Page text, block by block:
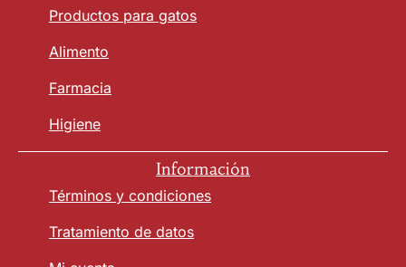
Productos para gatos
Alimento
Farmacia
Higiene
Información
Términos y condiciones
Tratamiento de datos